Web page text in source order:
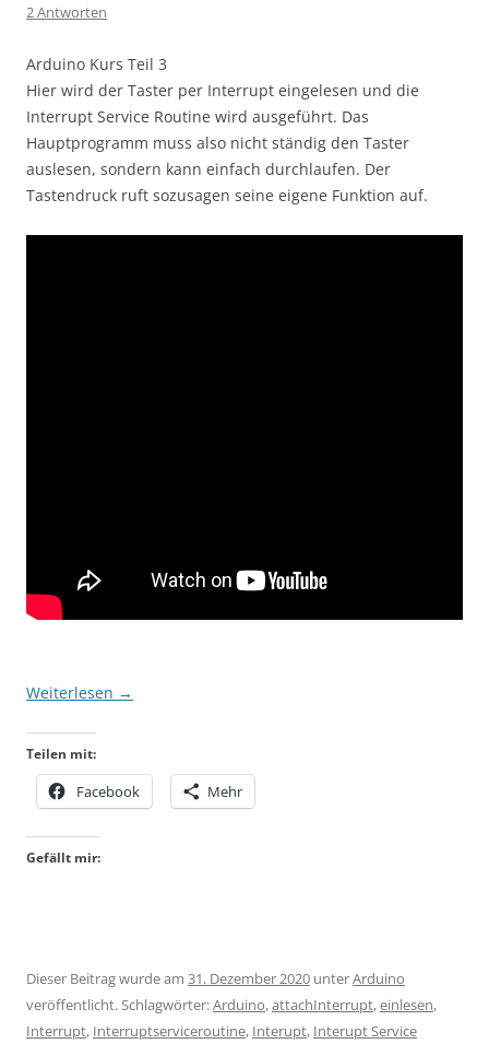
2 Antworten
Arduino Kurs Teil 3
Hier wird der Taster per Interrupt eingelesen und die
Interrupt Service Routine wird ausgeführt. Das
Hauptprogramm muss also nicht ständig den Taster
auslesen, sondern kann einfach durchlaufen. Der
Tastendruck ruft sozusagen seine eigene Funktion auf.
Weiterlesen →
Teilen mit:
Facebook Mehr
Gefällt mir:
Dieser Beitrag wurde am 31. Dezember 2020 unterArduino
veröffentlicht. Schlagwörter:Arduino,attachInterrupt,einlesen,
Interrupt, Interruptserviceroutine, Interupt, Interupt Service